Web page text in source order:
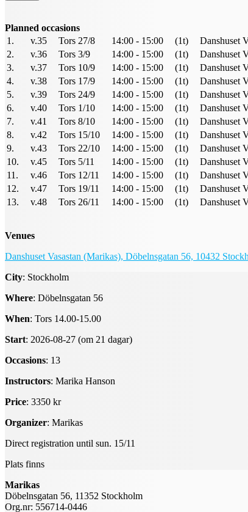
Planned occasions
1.
v.35 Tors 27/8 14:00 - 15:00 (1t)
Danshuset
2.
v.36 Tors 3/9 14:00 - 15:00 (1t)
Danshuset
3.
v.37 Tors 10/9 14:00 - 15:00 (1t)
Danshuset
4.
v.38 Tors 17/9 14:00 - 15:00 (1t)
Danshuset
5.
v.39 Tors 24/9 14:00 - 15:00 (1t)
Danshuset
6.
v.40 Tors 1/10 14:00 - 15:00 (1t)
Danshuset
7.
v.41 Tors 8/10 14:00 - 15:00 (1t)
Danshuset
8.
v.42 Tors 15/10 14:00 - 15:00 (1t)
Danshuset
9.
v.43 Tors 22/10 14:00 - 15:00 (1t)
Danshuset
10.
v.45 Tors 5/11 14:00 - 15:00 (1t)
Danshuset
11.
v.46 Tors 12/11 14:00 - 15:00 (1t)
Danshuset
12.
v.47 Tors 19/11 14:00 - 15:00 (1t)
Danshuset
13.
v.48 Tors 26/11 14:00 - 15:00 (1t) Danshuset
Venues
Danshuset Vasastan (Marikas), Döbelnsgatan 56, 10432
City: Stockholm
Where: Döbelnsgatan 56
When: Tors 14.00-15.00
Start: 2026-08-27 (om 21 dagar)
Occasions: 13
Instructors: Marika Hanson
Price: 3350 kr
Organizer: Marikas
Direct registration until sun. 15/11
Plats finns
Marikas
Döbelnsgatan 56, 11352 Stockholm
Org.nr: 556714-0446